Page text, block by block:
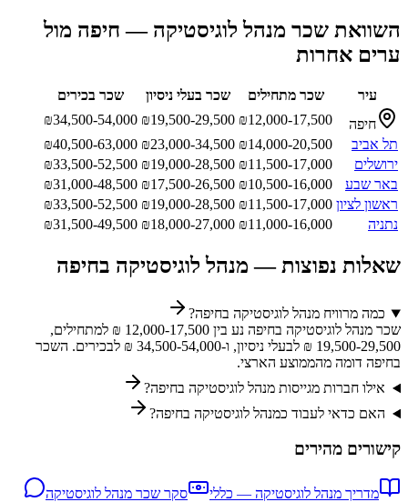
השוואת שכר מנהל לוגיסטיקה — חיפה מול
ערים אחרות
עיר שכר מתחילים שכר בעלי ניסיון
שכר בכירים
חיפה
₪12,000-17,500
₪19,500-29,500
₪34,500-54,000
תל אביב
₪14,000-20,500
₪23,000-34,500
₪40,500-63,000
ירושלים
₪11,500-17,000
₪19,000-28,500
₪33,500-52,500
באר שבע
₪10,500-16,000
₪17,500-26,500
₪31,000-48,500
ראשון לציון
₪11,500-17,000
₪19,000-28,500
₪33,500-52,500
נתניה
₪11,000-16,000
₪18,000-27,000
₪31,500-49,500
שאלות נפוצות — מנהל לוגיסטיקה בחיפה
כמה מרוויח מנהל לוגיסטיקה בחיפה?
שכר מנהל לוגיסטיקה בחיפה נע בין 12,000-17,500 ₪ למתחילים,
19,500-29,500 ₪ לבעלי ניסיון, ו-34,500-54,000 ₪ לבכירים. השכר
בחיפה דומה מהממוצע הארצי.
אילו חברות מגייסות מנהל לוגיסטיקה בחיפה?
האם כדאי לעבוד כמנהל לוגיסטיקה בחיפה?
קישורים מהירים
מדריך מנהל לוגיסטיקה — כללי סקר שכר מנהל לוגיסטיקה